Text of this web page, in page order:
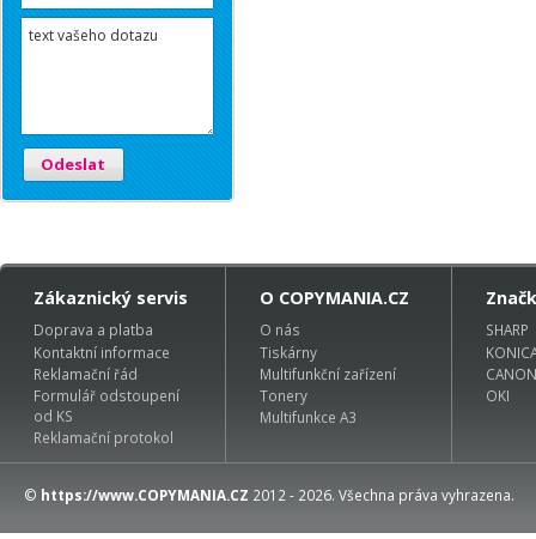
Odeslat
Zákaznický servis
Doprava a platba
Kontaktní informace
Reklamační řád
Formulář odstoupení
od KS
Reklamační protokol
O COPYMANIA.CZ
O nás
Tiskárny
Multifunkční zařízení
Tonery
Multifunkce A3
SHARP
CANON
OKI
© https://www.COPYMANIA.CZ 2012 - 2026. Všechna práva vyhrazena.